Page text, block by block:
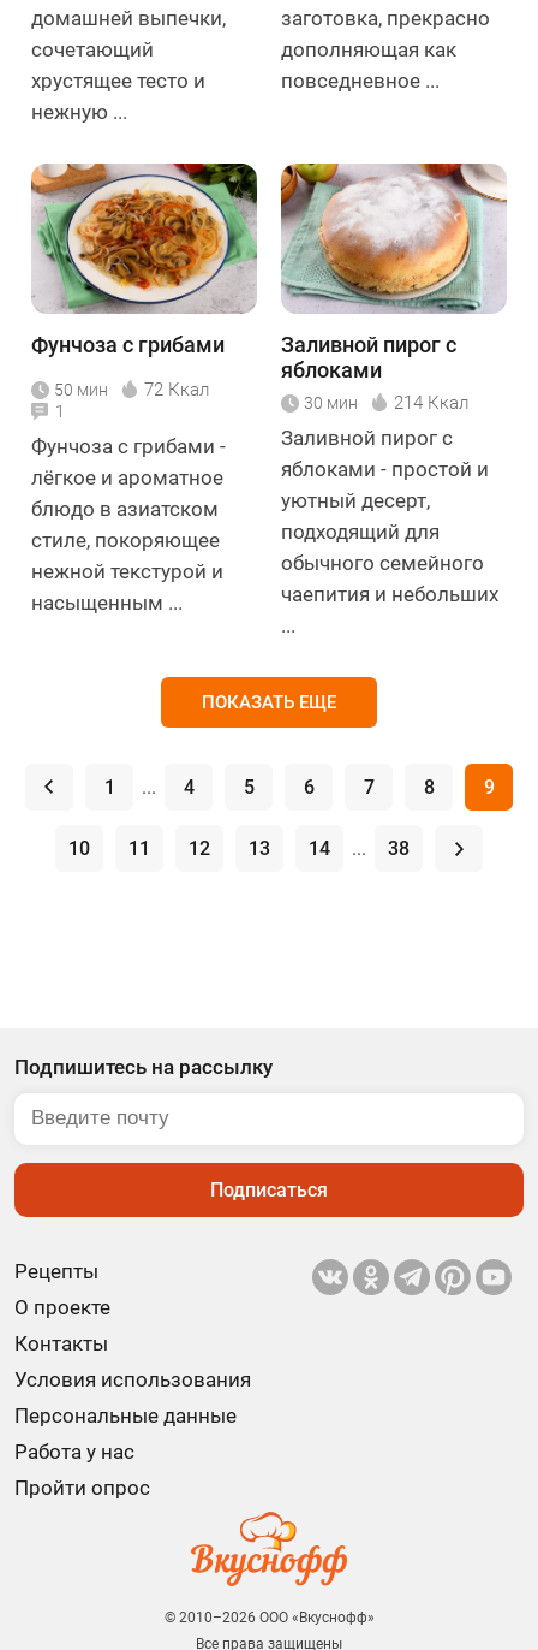
домашней выпечки,
сочетающий
хрустящее тесто и
нежную ...
заготовка, прекрасно
дополняющая как
повседневное ...
Фунчоза с грибами
50 мин 72 Ккал
1
Фунчоза с грибами -
лёгкое и ароматное
блюдо в азиатском
стиле, покоряющее
нежной текстурой и
насыщенным ...
Заливной пирог с
яблоками
30 мин 214 Ккал
Заливной пирог с
яблоками - простой и
уютный десерт,
подходящий для
обычного семейного
чаепития и небольших
...
ПОКАЗАТЬ ЕЩЕ
. 1 ... 4 5 6 7 8 9
10 11 12 13 14 ... 38 .
Рецепты
О проекте
Контакты
Условия использования
Персональные данные
Работа у нас
Пройти опрос
Подпишитесь на рассылку
Подписаться
© 2010–2026 ООО «Вкуснофф»
Все права защищены